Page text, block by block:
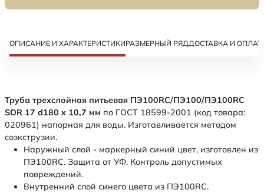
ОПИСАНИЕ И ХАРАКТЕРИСТИКИРАЗМЕРНЫЙ РЯДДОСТАВКА И
Труба трехслойная питьевая ПЭ100RC/ПЭ100/ПЭ100RC
SDR 17 d180 х 10,7 мм по ГОСТ 18599-2001 (код товара:
020961) напорная для воды. Изготавливается методом
соэкструзии.
Наружный слой - маркерный синий цвет, изготовлен из
ПЭ100RC. Защита от УФ. Контроль допустимых
повреждений.
Внутренний слой синего цвета из ПЭ100RC.